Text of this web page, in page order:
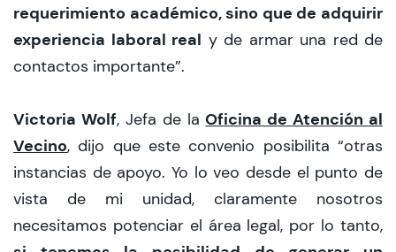
requerimiento académico, sino que de adquirir
experiencia laboral real y de armar una red de
contactos importante”.
Victoria Wolf, Jefa de laOficina de Atención al
Vecino, dijo que este convenio posibilita “otras
instancias de apoyo. Yo lo veo desde el punto de
vista de mi unidad, claramente nosotros
necesitamos potenciar el área legal, por lo tanto,